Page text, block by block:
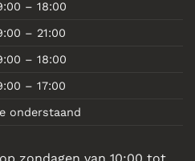
– 18:00
– 21:00
– 18:00
– 17:00
onderstaand